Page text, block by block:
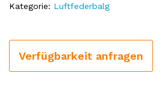
Kategorie: Luftfederbalg
Verfügbarkeit anfragen